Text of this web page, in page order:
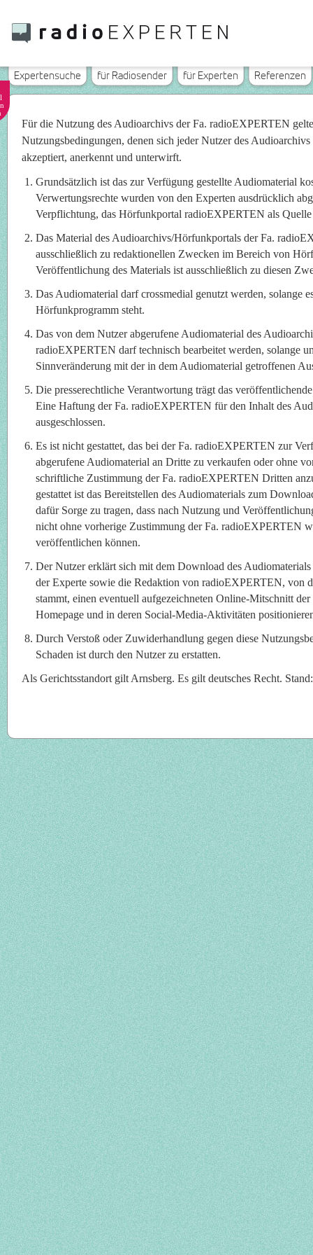
Expertensuche für Radiosender für Experten Referenzen
Für die Nutzung des Audioarchivs der Fa. radioEXPERTEN
Nutzungsbedingungen, denen sich jeder Nutzer des
akzeptiert, anerkennt und unterwirft.
Grundsätzlich ist das zur Verfügung gestellte Audiomaterial
Verwertungsrechte wurden von den Experten ausdrücklich
Verpflichtung, das Hörfunkportal radioEXPERTEN als Quelle
Das Material des Audioarchivs/Hörfunkportals der Fa.
ausschließlich zu redaktionellen Zwecken im Bereich von
Veröffentlichung des Materials ist ausschließlich zu diesen
Das Audiomaterial darf crossmedial genutzt werden, solange
Hörfunkprogramm steht.
Das von dem Nutzer abgerufene Audiomaterial des
radioEXPERTEN darf technisch bearbeitet werden, solange
Sinnveränderung mit der in dem Audiomaterial getroffenen
Die presserechtliche Verantwortung trägt das
Eine Haftung der Fa. radioEXPERTEN für den Inhalt des
ausgeschlossen.
Es ist nicht gestattet, das bei der Fa. radioEXPERTEN zur
abgerufene Audiomaterial an Dritte zu verkaufen oder ohne
schriftliche Zustimmung der Fa. radioEXPERTEN Dritten
gestattet ist das Bereitstellen des Audiomaterials zum
dafür Sorge zu tragen, dass nach Nutzung und
nicht ohne vorherige Zustimmung der Fa. radioEXPERTEN
veröffentlichen können.
Der Nutzer erklärt sich mit dem Download des Audiomaterials
der Experte sowie die Redaktion von radioEXPERTEN, von
stammt, einen eventuell aufgezeichneten Online-Mitschnitt
Homepage und in deren Social-Media-Aktivitäten
Durch Verstoß oder Zuwiderhandlung gegen diese
Schaden ist durch den Nutzer zu erstatten.
Als Gerichtsstandort gilt Arnsberg. Es gilt deutsches Recht.